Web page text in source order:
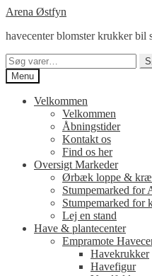
Spring
navigation
Spring
indhold
Arena Østfyn
havecenter blomster krukker bil
Søg
efter:
Menu
Velkommen
Velkommen
Åbningstider
Kontakt os
Find os her
Oversigt Markeder
Ørbæk loppe &
Stumpemarked for
Stumpemarked for
Lej en stand
Have & plantecenter
Empramote
Havekrukker
Havefigur